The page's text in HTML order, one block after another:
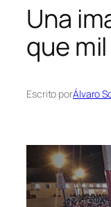
Una
que
Escrito porÁlvaro